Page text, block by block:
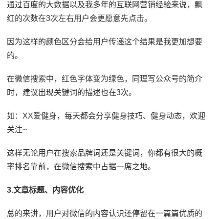
通过百度的大数据以及我多年的互联网营销经验来说，飘
红的次数在3次左右用户会更愿意先点击。
因为这样的颜色区分会给用户传递这个结果是我更加想要
的。
在微信搜索中，红色字体变为绿色，同理写公众号的简介
时，建议出现关键词的描述也在3次。
如：XX爱健身，每天都会分享健身技巧、健身动态，欢迎
关注~
这样无论用户在搜索品牌词还是关键词，你都有很大的概
率排名靠前，在微信搜索中占据一席之地。
3.文章标题、内容优化
总的来讲，用户对微信的内容认识还停留在一篇篇优质的